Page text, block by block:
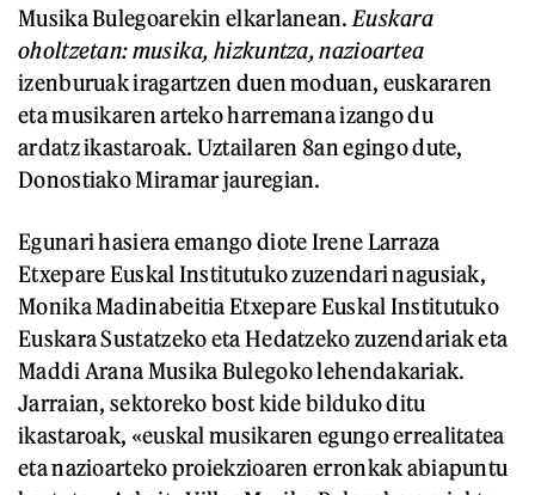
Musika Bulegoarekin elkarlanean. Euskara
oholtzetan: musika, hizkuntza, nazioartea
izenburuak iragartzen duen moduan, euskararen
eta musikaren arteko harremana izango du
ardatz ikastaroak. Uztailaren 8an egingo dute,
Donostiako Miramar jauregian.
Egunari hasiera emango diote Irene Larraza
Etxepare Euskal Institutuko zuzendari nagusiak,
Monika Madinabeitia Etxepare Euskal Institutuko
Euskara Sustatzeko eta Hedatzeko zuzendariak eta
Maddi Arana Musika Bulegoko lehendakariak.
Jarraian, sektoreko bost kide bilduko ditu
ikastaroak, «euskal musikaren egungo errealitatea
eta nazioarteko proiekzioaren erronkak abiapuntu